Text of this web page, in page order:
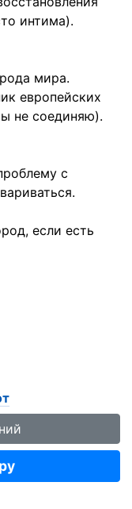
интима).
мира.
европейских
не соединяю).
с
если есть